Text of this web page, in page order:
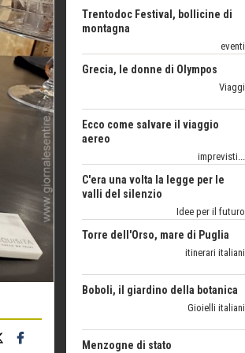
aereo
imprevisti...
valli del silenzio
itinerari italiani
Gioielli italiani
Le dichiarazioni di Maurizio Federico